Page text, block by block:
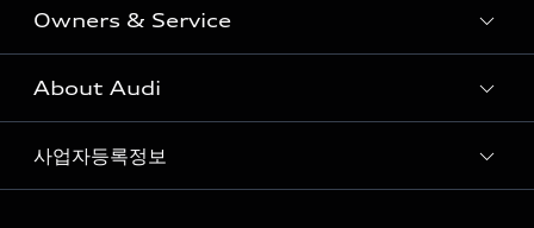
S range
전시장/AAP 전시장/AS센터
아우디 신차 재고
아우디 모델 비교하기
아우디 공식 인증 중고차
Owners & Service
고객안내
Audi Connect
myAudiworld
About Audi
아우디 브랜드
사업자등록정보